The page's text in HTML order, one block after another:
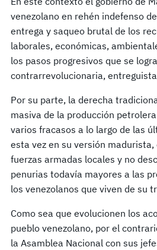
venezolano en rehén indefenso
entrega y saqueo brutal de los
laborales, económicas,
los pasos progresivos que se
contrarrevolucionaria,
Por su parte, la derecha
masiva de la producción
varios fracasos a lo largo de las
esta vez en su versión
fuerzas armadas locales y no
penurias todavía mayores a las
los venezolanos que viven de su
Como sea que evolucionen los
pueblo venezolano, por el
la Asamblea Nacional con sus